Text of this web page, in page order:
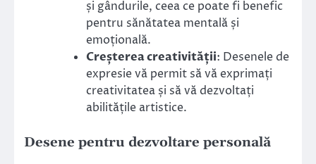
și gândurile, ceea ce poate fi benefic
pentru sănătatea mentală și
emoțională.
Creșterea creativității: Desenele de
expresie vă permit să vă exprimați
creativitatea și să vă dezvoltați
abilitățile artistice.
Desene pentru dezvoltare personală